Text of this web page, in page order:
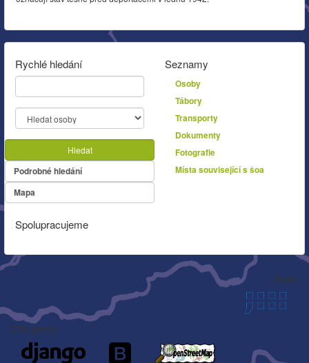
Rychlé hledání
Hledat
Podrobné hledání
Mapa
Seznamy
Osoby
Tábory
Transporty
Dokumenty
Fotografie
Místa související s šoa
Spolupracujeme
Autor
Děkujeme